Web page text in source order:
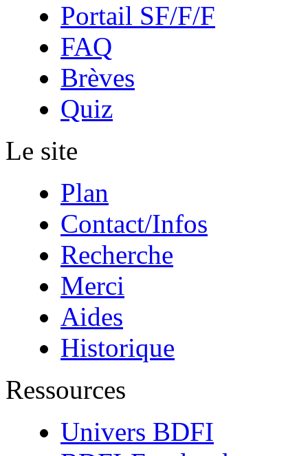
Portail SF/F/F
FAQ
Brèves
Quiz
Le site
Plan
Contact/Infos
Recherche
Merci
Aides
Historique
Ressources
Univers BDFI